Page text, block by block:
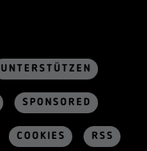
UNTERSTÜTZEN
SPONSORED
COOKIES RSS